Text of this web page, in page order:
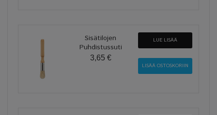
Sisätilojen
Puhdistussuti
3,65 €
LUE LISÄÄ